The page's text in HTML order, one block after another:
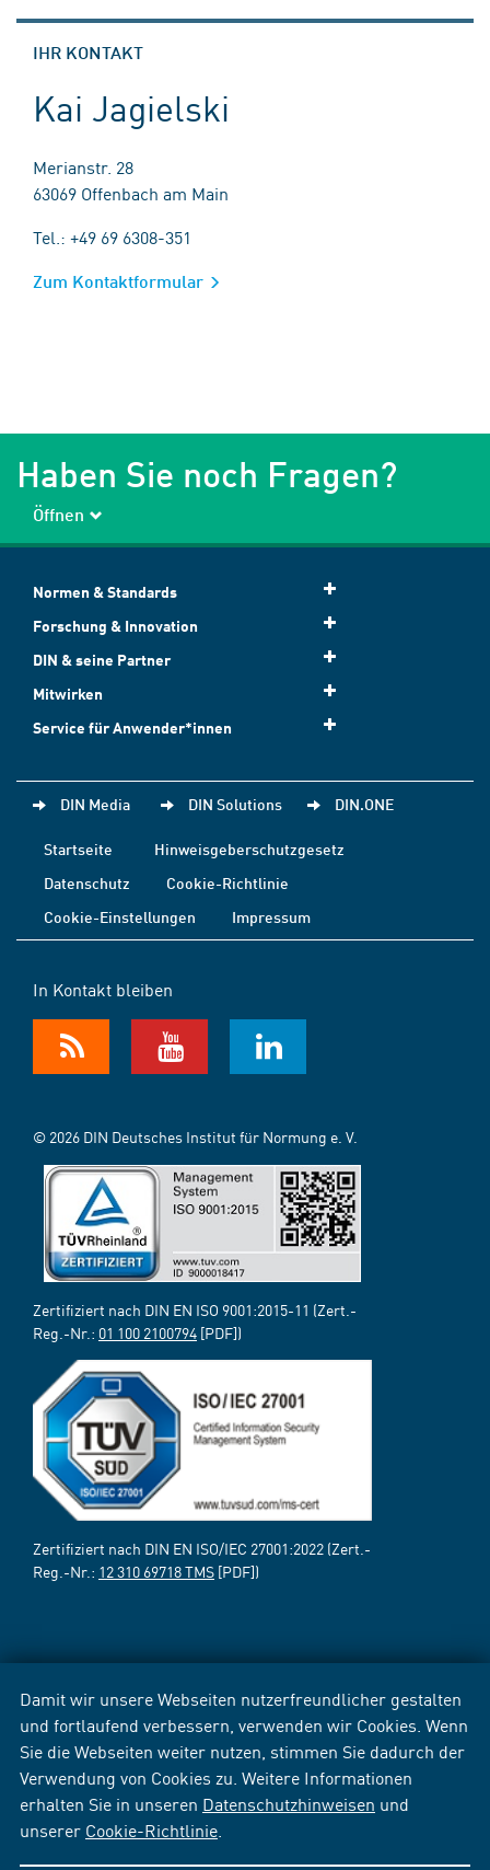
Damit wir unsere Webseiten nutzerfreundlicher gestalten
und fortlaufend verbessern, verwenden wir Cookies. Wenn
Sie die Webseiten weiter nutzen, stimmen Sie dadurch der
Verwendung von Cookies zu. Weitere Informationen
erhalten Sie in unseren Datenschutzhinweisen und
unserer Cookie-Richtlinie
IHR KONTAKT
Kai Jagielski
Merianstr. 28
63069 Offenbach am Main
Tel.: +49 69 6308-351
Zum Kontaktformular
Haben Sie noch Fragen?
Öffnen
Normen & Standards
Forschung & Innovation
DIN & seine Partner
Mitwirken
Service für Anwender*innen
DIN Media DIN Solutions DIN.ONE
Startseite
Hinweisgeberschutzgesetz
Datenschutz
Cookie-Richtlinie
Cookie-Einstellungen
Impressum
In Kontakt bleiben
© 2026 DIN Deutsches Institut für Normung e. V.
Zertifiziert nach DIN EN ISO 9001:2015-11 (Zert.-
Reg.-Nr.: 01 100 2100794 [PDF])
Zertifiziert nach DIN EN ISO/IEC 27001:2022 (Zert.-
Reg.-Nr.: 12 310 69718 TMS [PDF])